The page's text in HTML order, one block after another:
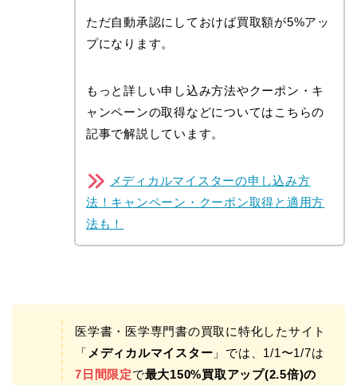
ただ自動承認にしておけば買取額が5%アッ
プになります。
もっと詳しい申し込み方法やクーポン・キ
ャンペーンの取得などについてはこちらの
記事で解説しています。
メディカルマイスターの申し込み方
法！キャンペーン・クーポン取得と適用方
法も！
医学書・医学専門書の買取に特化したサイト
「 メディカルマイスター 」では、1/1〜1/7は
7日間限定で最大150%買取アップ(2.5倍)の